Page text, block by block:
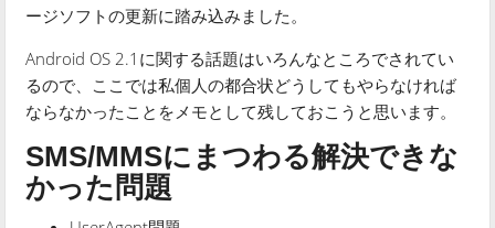
ージソフトの更新に踏み込みました。
Android OS 2.1に関する話題はいろんなところでされてい
るので、ここでは私個人の都合状どうしてもやらなければ
ならなかったことをメモとして残しておこうと思います。
SMS/MMSにまつわる解決できな
かった問題